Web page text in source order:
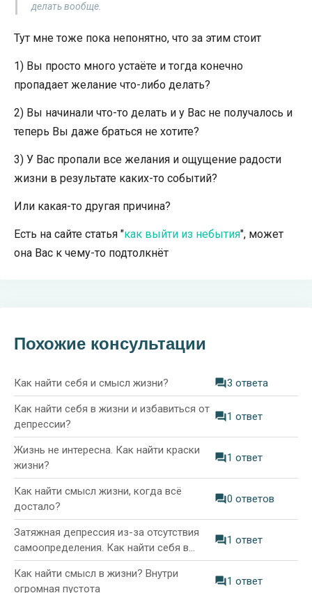
делать вообще.
Тут мне тоже пока непонятно, что за этим стоит
1) Вы просто много устаёте и тогда конечно
пропадает желание что-либо делать?
2) Вы начинали что-то делать и у Вас не получалось и
теперь Вы даже браться не хотите?
3) У Вас пропали все желания и ощущение радости
жизни в результате каких-то событий?
Или какая-то другая причина?
Есть на сайте статья "как выйти из небытия", может
она Вас к чему-то подтолкнёт
Похожие консультации
Как найти себя и смысл жизни? 3 ответа
Как найти себя в жизни и избавиться от
депрессии?
1 ответ
Жизнь не интересна. Как найти краски
жизни?
1 ответ
Как найти смысл жизни, когда всё
достало?
0 ответов
Затяжная депрессия из-за отсутствия
самоопределения. Как найти себя в
жизни?
1 ответ
Как найти смысл в жизни? Внутри
огромная пустота
1 ответ